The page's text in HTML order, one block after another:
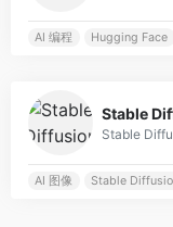
AI 编程 Hugging Face
Stable
Stable
AI 图像 Stable